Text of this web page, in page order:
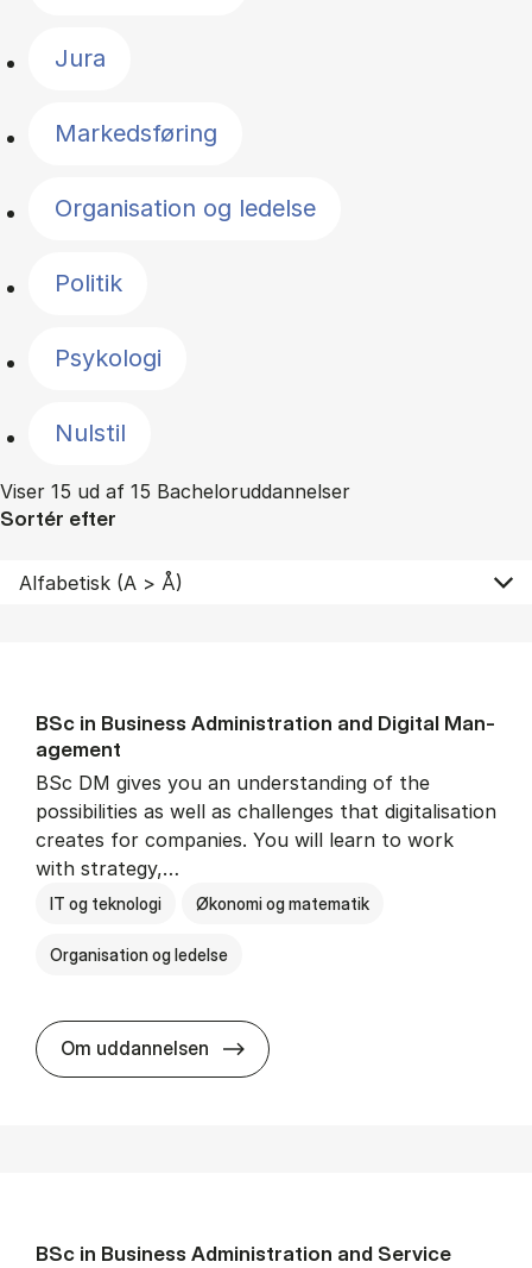
Jura
Markedsføring
Organisation og ledelse
Politik
Psykologi
Nulstil
Viser 15 ud af 15 Bacheloruddannelser
Sortér efter
BSc in Busi­ness Ad­min­is­tra­tion and Di­git­al Man­
age­ment
BSc DM gives you an understanding of the
possibilities as well as challenges that digitalisation
creates for companies. You will learn to work
with strategy,…
IT og teknologi Økonomi og matematik
Organisation og ledelse
Om uddannelsen BSc in Busi­ness Ad­min­is­tra­tion
BSc in Busi­ness Ad­min­is­tra­tion and Ser­vice